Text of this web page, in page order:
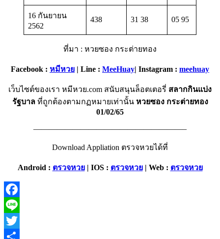
16 กันยายน
2562
438 31 38 05 95
ที่มา : หวยซอง กระต่ายทอง
Facebook : หมีหวย | Line : MeeHuay| Instagram : meehuay
เว็บไซต์ของเรา หมีหวย.com สนับสนุนล็อตเตอรี่ สลากกินแบ่ง
รัฐบาล ที่ถูกต้องตามกฏหมายเท่านั้น หวยซอง กระต่ายทอง
01/02/65
———————————————————–
Download Appliation ตรวจหวยได้ที่
Android : ตรวจหวย| IOS : ตรวจหวย| Web : ตรวจหวย
Facebook
Line
Twitter